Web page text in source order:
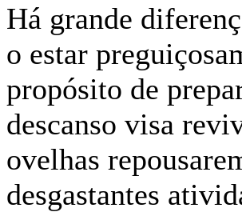
Há grande
o estar
propósito de
descanso visa
ovelhas
desgastantes